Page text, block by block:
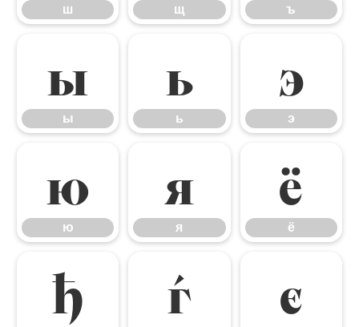
ш щ ъ
ы
ы
ь
ь
э
э
ю
ю
я
я
ё
ё
ђ ѓ є